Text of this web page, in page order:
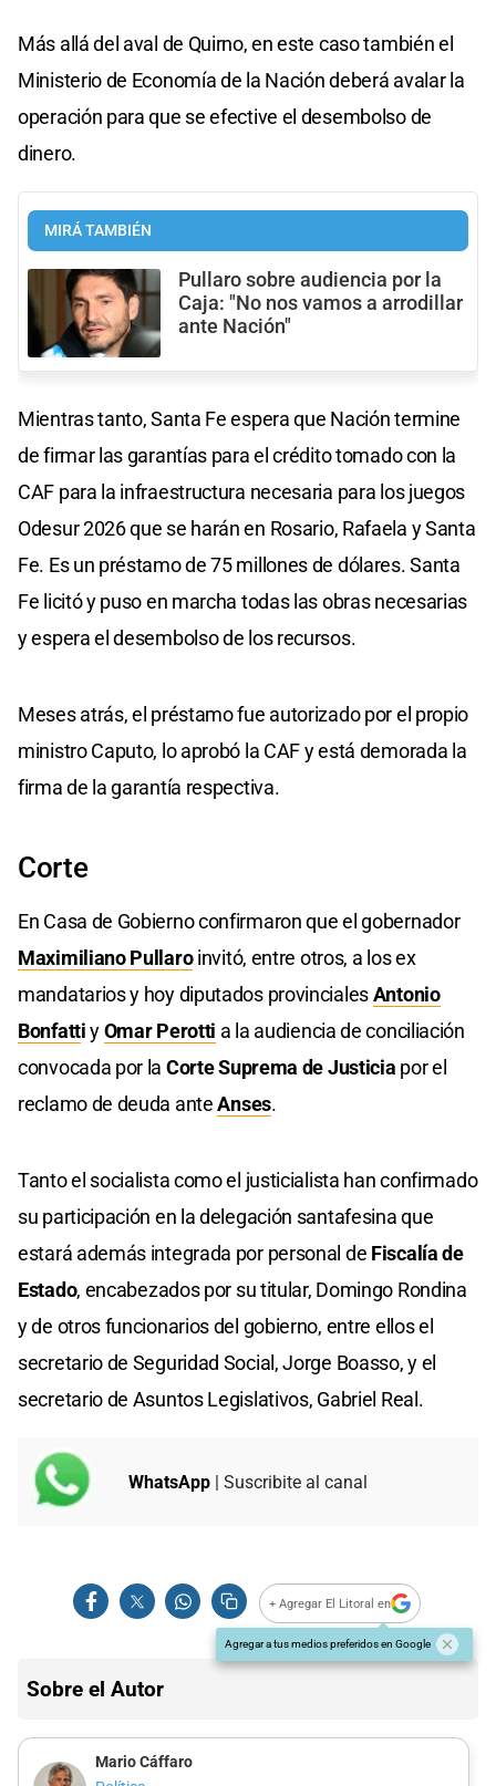
Más allá del aval de Quirno, en este caso también el
Ministerio de Economía de la Nación deberá avalar la
operación para que se efective el desembolso de
dinero.
MIRÁ TAMBIÉN
Pullaro sobre audiencia por la
Caja: "No nos vamos a arrodillar
ante Nación"
Mientras tanto, Santa Fe espera que Nación termine
de firmar las garantías para el crédito tomado con la
CAF para la infraestructura necesaria para los juegos
Odesur 2026 que se harán en Rosario, Rafaela y Santa
Fe. Es un préstamo de 75 millones de dólares. Santa
Fe licitó y puso en marcha todas las obras necesarias
y espera el desembolso de los recursos.
Meses atrás, el préstamo fue autorizado por el propio
ministro Caputo, lo aprobó la CAF y está demorada la
firma de la garantía respectiva.
Corte
En Casa de Gobierno confirmaron que el gobernador
Maximiliano Pullaroinvitó, entre otros, a los ex
mandatarios y hoy diputados provincialesAntonio
BonfattiyOmar Perotti a la audiencia de conciliación
convocada por la Corte Suprema de Justicia por el
reclamo de deuda anteAnses.
Tanto el socialista como el justicialista han confirmado
su participación en la delegación santafesina que
estará además integrada por personal de Fiscalía de
Estado, encabezados por su titular, Domingo Rondina
y de otros funcionarios del gobierno, entre ellos el
secretario de Seguridad Social, Jorge Boasso, y el
secretario de Asuntos Legislativos, Gabriel Real.
WhatsApp | Suscribite al canal
+ Agregar El Litoral en
Agregar a tus medios preferidos en Google
Sobre el Autor
Mario Cáffaro